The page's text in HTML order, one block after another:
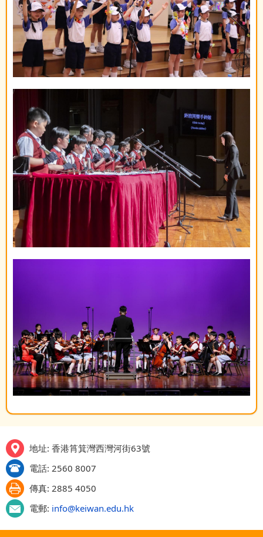
地址: 香港筲箕灣西灣河街63號
電話: 2560 8007
傳真: 2885 4050
電郵: info@keiwan.edu.hk